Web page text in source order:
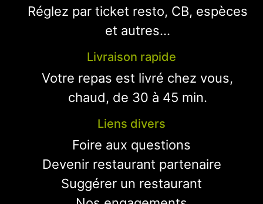
Réglez par ticket resto, CB, espèces
et autres...
Livraison rapide
Votre repas est livré chez vous,
chaud, de 30 à 45 min.
Liens divers
Foire aux questions
Devenir restaurant partenaire
Suggérer un restaurant